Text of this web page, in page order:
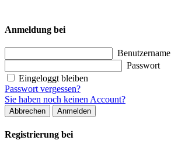
Anmeldung bei
Benutzername
Passwort
Eingeloggt bleiben
Passwort vergessen?
Sie haben noch keinen Account?
Abbrechen Anmelden
Registrierung bei